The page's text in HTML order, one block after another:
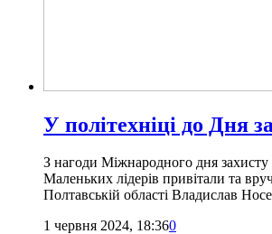
У політехніці до Дня
З нагоди Міжнародного дня захисту
Маленьких лідерів привітали та
Полтавській області Владислав
1 червня 2024, 18:360